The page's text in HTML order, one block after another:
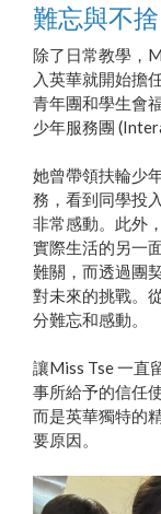
難忘與不捨
除了日常教學，
入英華就開始擔
青年團和學生會
少年服務團
她曾帶領扶輪少
務，看到同學投
非常感動。此外
實際生活的另一
難關，而透過團
對未來的挑戰。
分難忘和感動。
讓Miss Tse 一直
事所給予的信任
而是英華獨特的
要原因。